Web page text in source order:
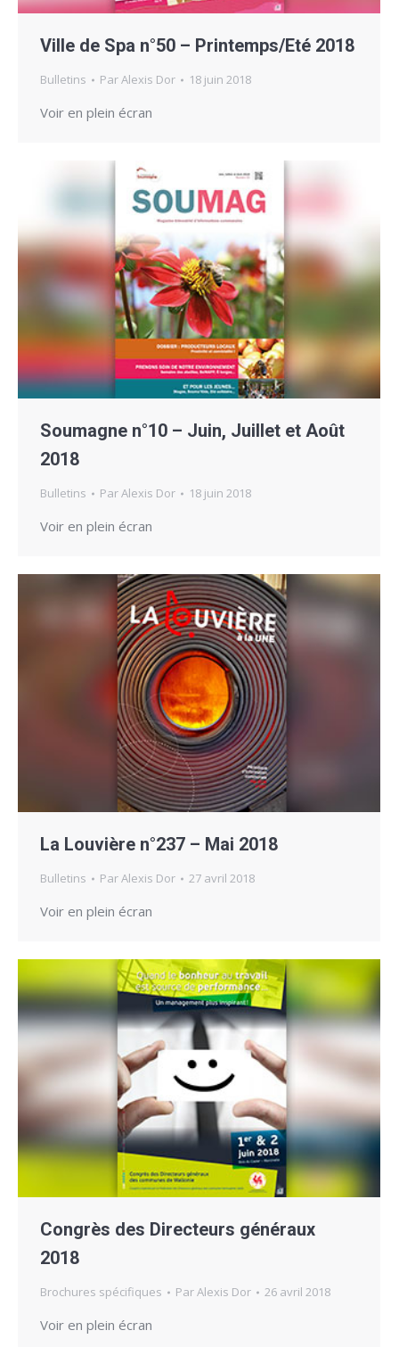
Ville de Spa n°50 – Printemps/Eté 2018
Bulletins ParAlexis Dor 18 juin 2018
Voir en plein écran
Soumagne n°10 – Juin, Juillet et Août
2018
Bulletins ParAlexis Dor 18 juin 2018
Voir en plein écran
La Louvière n°237 – Mai 2018
Bulletins ParAlexis Dor 27 avril 2018
Voir en plein écran
Congrès des Directeurs généraux
2018
Brochures spécifiques ParAlexis Dor 26 avril 2018
Voir en plein écran